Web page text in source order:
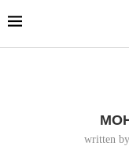
written by